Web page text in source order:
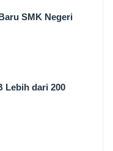
SMK Negeri
Lebih dari 200